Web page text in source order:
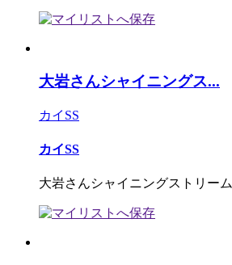
大岩さんシャイニングス...
カイSS
カイSS
大岩さんシャイニングストリーム